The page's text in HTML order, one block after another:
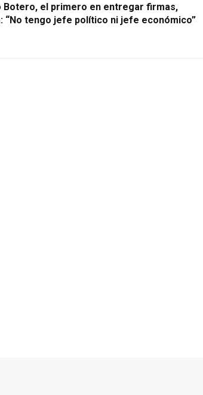
Botero, el primero en entregar firmas,
“No tengo jefe político ni jefe económico”